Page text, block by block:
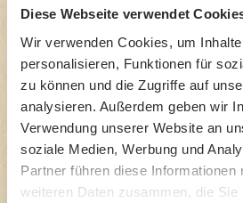
Diese Webseite verwendet
Wir verwenden Cookies, um
personalisieren, Funktionen für
zu können und die Zugriffe auf
analysieren. Außerdem geben wir
Verwendung unserer Website an
soziale Medien, Werbung und
Partner führen diese Informationen
weiteren Daten zusammen, die Sie